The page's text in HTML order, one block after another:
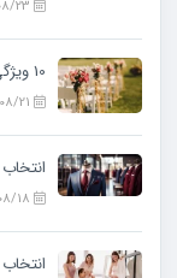
10 ویژگی‌ برای انتخاب یک تالار مناسب عروسی